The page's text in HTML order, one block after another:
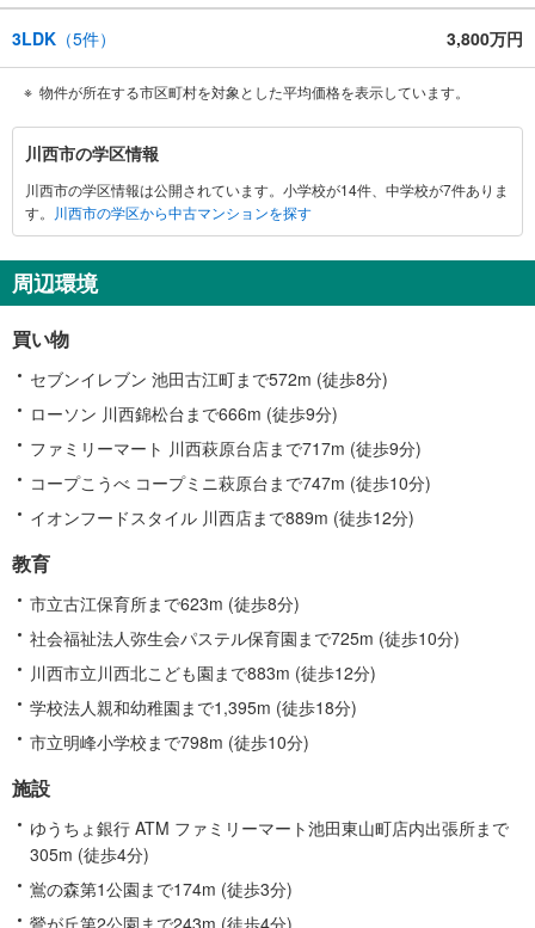
3LDK （5件） 3,800万円
物件が所在する市区町村を対象とした平均価格を表示しています。
川
西
市
に
す
る
報
川西市の学区情報
川西市の学区情報は公開されています。小学校が14件、中学校が7件ありま
す。
川西市の学区から中古マンションを探す
周辺環境
買い物
セブンイレブン 池田古江町まで572m (徒歩8分)
ローソン 川西錦松台まで666m (徒歩9分)
ファミリーマート 川西萩原台店まで717m (徒歩9分)
コープこうべ コープミニ萩原台まで747m (徒歩10分)
イオンフードスタイル 川西店まで889m (徒歩12分)
教育
市立古江保育所まで623m (徒歩8分)
社会福祉法人弥生会パステル保育園まで725m (徒歩10分)
川西市立川西北こども園まで883m (徒歩12分)
学校法人親和幼稚園まで1,395m (徒歩18分)
市立明峰小学校まで798m (徒歩10分)
施設
ゆうちょ銀行 ATM ファミリーマート池田東山町店内出張所まで
305m (徒歩4分)
鴬の森第1公園まで174m (徒歩3分)
鶯が丘第2公園まで243m (徒歩4分)